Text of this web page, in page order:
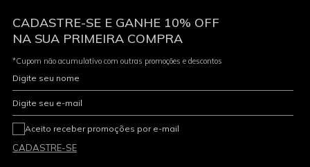
CADASTRE-SE E GANHE 10% OFF
NA SUA PRIMEIRA COMPRA
*Cupom não acumulativo com outras promoções e descontos
Digite seu nome
Digite seu e-mail
CADASTRE-SE
Aceito receber promoções por e-mail